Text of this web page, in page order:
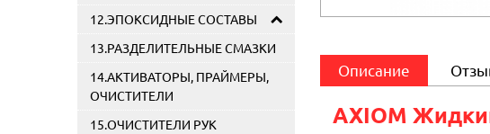
12.ЭПОКСИДНЫЕ СОСТАВЫ
13.РАЗДЕЛИТЕЛЬНЫЕ СМАЗКИ
14.АКТИВАТОРЫ, ПРАЙМЕРЫ,
ОЧИСТИТЕЛИ
15.ОЧИСТИТЕЛИ РУК
Описание
AXIOM